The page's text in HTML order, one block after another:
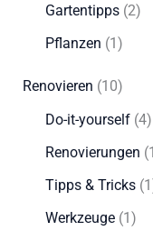
Gartentipps(2)
Pflanzen (1)
Renovieren (10)
Do-it-yourself(4)
Renovierungen
Tipps & Tricks
Werkzeuge(1)